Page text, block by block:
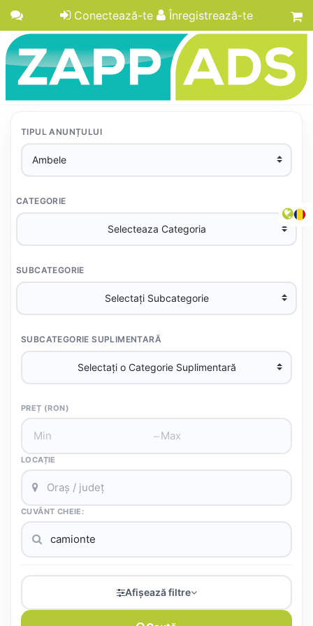
Conectează-te Înregistrează-te
TIPUL ANUNȚULUI
CATEGORIE
SUBCATEGORIE
SUBCATEGORIE SUPLIMENTARĂ
PREȚ (RON)
–
LOCAȚIE
CUVÂNT CHEIE:
Afișează filtre